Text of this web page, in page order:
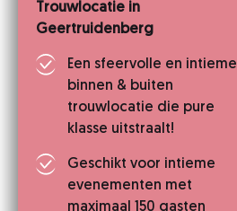
Trouwlocatie in
Geertruidenberg
Een sfeervolle en intieme
binnen & buiten
trouwlocatie die pure
klasse uitstraalt!
Geschikt voor intieme
evenementen met
maximaal 150 gasten